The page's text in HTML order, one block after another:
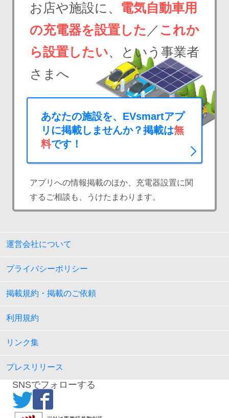
お店や施設に、 電気自動車用
の充電器を設置した ／ これか
ら設置したい、という事業者
さまへ
あなたの施設を、EVsmartアプ
リに掲載しませんか？掲載は無
料です！
アプリへの情報掲載のほか、充電器設置に関
するご相談も、うけたまわります。
運営会社について
プライバシーポリシー
掲載規約・掲載のご依頼
利用規約
リンク集
プレスリリース
SNSでフォローする